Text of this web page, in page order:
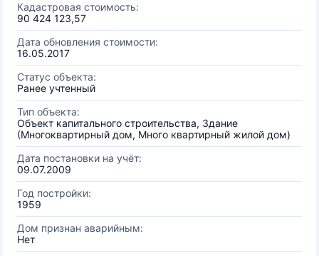
Кадастровая стоимость:
90 424 123,57
Дата обновления стоимости:
16.05.2017
Статус объекта:
Ранее учтенный
Тип объекта:
Объект капитального строительства, Здание
(Многоквартирный дом, Много квартирный жилой дом)
Дата постановки на учёт:
09.07.2009
Год постройки:
1959
Дом признан аварийным:
Нет